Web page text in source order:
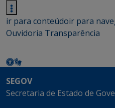
ir para conteúdoir para
Ouvidoria Transparência
SEGOV
Secretaria de Estado de